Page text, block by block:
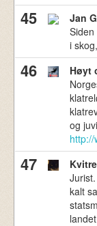
45 Jan
i
46 Høyt
og
http://
47
kalt